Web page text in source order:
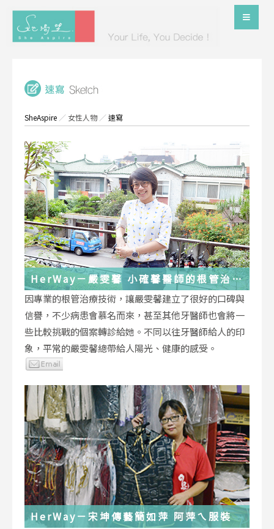
SheAspire ／ 女性人物／速寫
HerWay－嚴雯馨 小確馨醫師的根管治療
小確幸
因專業的根管治療技術，讓嚴雯馨建立了很好的口碑與
信譽，不少病患會慕名而來，甚至其他牙醫師也會將一
些比較挑戰的個案轉診給她。不同以往牙醫師給人的印
象，平常的嚴雯馨總帶給人陽光、健康的感受。
HerWay－宋坤傳藝簡如萍 阿萍ㄟ服裝